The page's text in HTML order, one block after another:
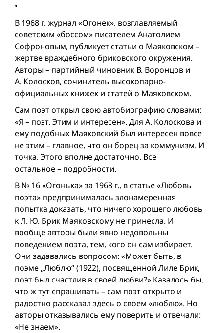
•
В 1968 г. журнал «Огонек», возглавляемый
советским «боcсом» писателем Анатолием
Софроновым, публикует статьи о Маяковском –
жертве враждебного бриковского окружения.
Авторы – партийный чиновник В. Воронцов и
А. Колос­ков, сочинитель высокопарно-
официальных книжек и статей о Маяковском.
Сам поэт открыл свою автобиографию словами:
«Я – поэт. Этим и интересен». Для А. Колоскова и
ему подобных Маяковский был интересен вовсе
не этим – главное, что он борец за коммунизм. И
точка. Этого вполне достаточно. Все
остальное – подробности.
В № 16 «Огонька» за 1968 г., в статье «Любовь
поэта» предпринималась злонамеренная
попытка доказать, что ничего хорошего любовь
к Л. Ю. Брик Маяковскому не принесла. И
вообще авторы были явно недовольны
поведением поэта, тем, кого он сам избирает.
Они задавались вопросом: «Может быть, в
поэме „Люблю“ (1922), посвященной Лиле Брик,
поэт был счастлив в своей любви?» Казалось бы,
что ж тут спрашивать – сам поэт открыто и
радостно рассказал здесь о своем «люблю». Но
авторы отказывались ему поверить и отвечали:
«Не знаем».